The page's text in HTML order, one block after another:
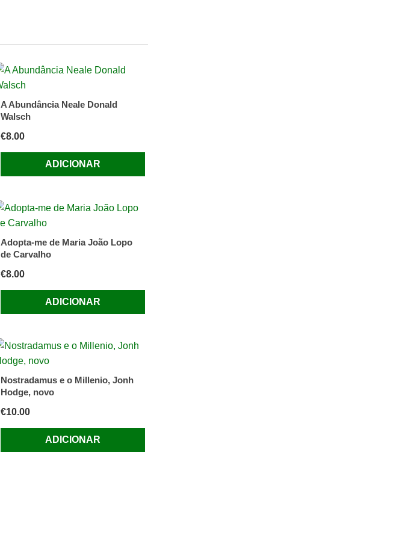
A Abundância Neale Donald
Walsch
€8.00
ADICIONAR
Adopta-me de Maria João Lopo
de Carvalho
€8.00
ADICIONAR
Nostradamus e o Millenio, Jonh
Hodge, novo
€10.00
ADICIONAR